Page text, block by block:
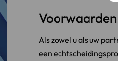
Voorwaarden
Als zowel u als uw
een